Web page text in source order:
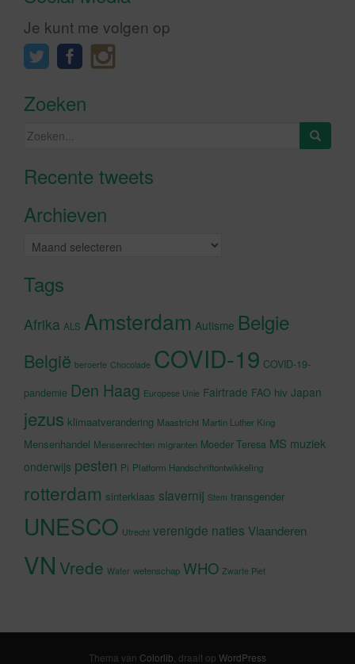
Je kunt me volgen op
Zoeken
Zoeken
Recente tweetsKlik om marketing cookies te
Archieven
Archieven
Tags
Afrika ALS Amsterdam Autisme Belgie
België beroerte Chocolade COVID-19 COVID-19-
pandemie Den Haag Europese Unie Fairtrade FAO hiv Japan
jezus klimaatverandering Maastricht Martin Luther King
Mensenhandel Mensenrechten migranten Moeder Teresa MS muziek
onderwijs pesten Pi Platform Handschriftontwikkeling
rotterdam sinterklaas slavernij Stem transgender
UNESCO Utrecht verenigde naties Vlaanderen
VN Vrede Water wetenschap WHO Zwarte Piet
Thema van Colorlib , draait op WordPress